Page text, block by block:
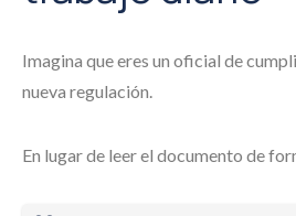
Imagina que eres un oficial de
nueva regulación.
En lugar de leer el documento de